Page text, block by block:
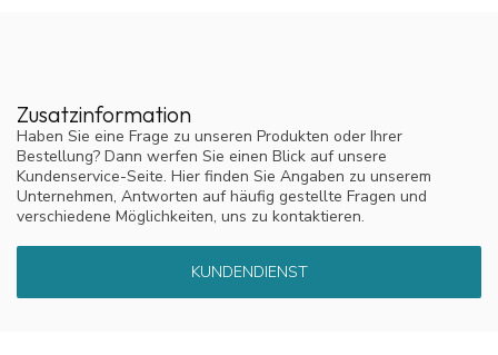
Zusatzinformation
Haben Sie eine Frage zu unseren Produkten oder Ihrer
Bestellung? Dann werfen Sie einen Blick auf unsere
Kundenservice-Seite. Hier finden Sie Angaben zu unserem
Unternehmen, Antworten auf häufig gestellte Fragen und
verschiedene Möglichkeiten, uns zu kontaktieren.
KUNDENDIENST